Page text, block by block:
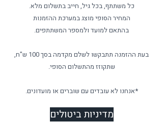
כל משתתף, בכל גיל, חייב בתשלום מלא.
המחיר הסופי מוצג במערכת ההזמנות
בהתאם למועד ולמספר המשתתפים.
בעת ההזמנה תתבקשו לשלם מקדמה בסך 100 ש"ח,
שתקוזז מהתשלום הסופי.
*אנחנו לא עובדים עם שוברים או מועדונים.
מדיניות ביטולים